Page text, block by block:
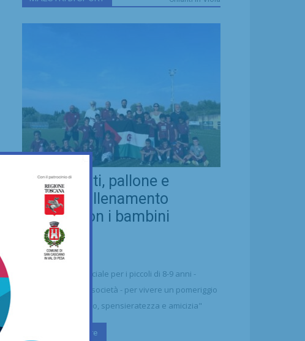
Real Chianti, pallone e
bellezza: allenamento
insieme con i bambini
Saharawi
Calcio 21/07/2026
"Un'occasione speciale per i piccoli di 8-9 anni -
sottolineano dalla società - per vivere un pomeriggio
di puro divertimento, spensieratezza e amicizia"
Continua a leggere